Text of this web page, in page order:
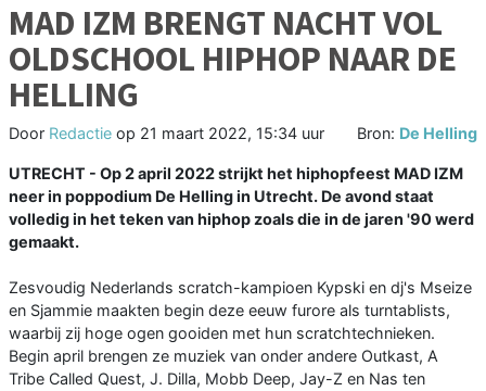
MAD IZM BRENGT NACHT VOL
OLDSCHOOL HIPHOP NAAR DE
HELLING
Door Redactie op 21 maart 2022, 15:34 uur Bron: De Helling
UTRECHT - Op 2 april 2022 strijkt het hiphopfeest MAD IZM
neer in poppodium De Helling in Utrecht. De avond staat
volledig in het teken van hiphop zoals die in de jaren '90 werd
gemaakt.
Zesvoudig Nederlands scratch-kampioen Kypski en dj's Mseize
en Sjammie maakten begin deze eeuw furore als turntablists,
waarbij zij hoge ogen gooiden met hun scratchtechnieken.
Begin april brengen ze muziek van onder andere Outkast, A
Tribe Called Quest, J. Dilla, Mobb Deep, Jay-Z en Nas ten